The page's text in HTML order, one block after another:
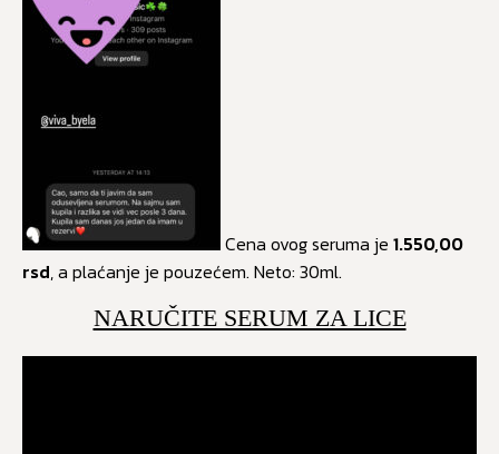
Cena ovog seruma je 1.550,00
rsd, a plaćanje je pouzećem. Neto: 30ml.
NARUČITE SERUM ZA LICE